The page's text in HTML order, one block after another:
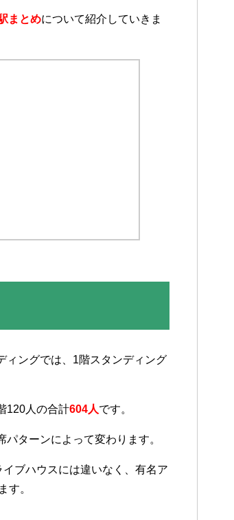
まとめについて紹介していきま
ィングでは、1階スタンディング
120人の合計604人です。
ターンによって変わります。
ブハウスには違いなく、有名ア
す。